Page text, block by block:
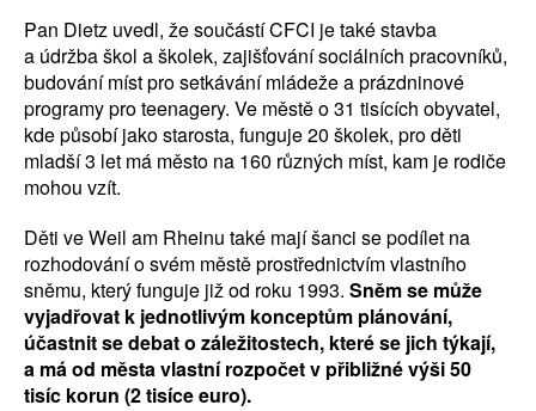
Pan Dietz uvedl, že součástí CFCI je také stavba
a údržba škol a školek, zajišťování sociálních pracovníků,
budování míst pro setkávání mládeže a prázdninové
programy pro teenagery. Ve městě o 31 tisících obyvatel,
kde působí jako starosta, funguje 20 školek, pro děti
mladší 3 let má město na 160 různých míst, kam je rodiče
mohou vzít.
Děti ve Weil am Rheinu také mají šanci se podílet na
rozhodování o svém městě prostřednictvím vlastního
sněmu, který funguje již od roku 1993. Sněm se může
vyjadřovat k jednotlivým konceptům plánování,
účastnit se debat o záležitostech, které se jich týkají,
a má od města vlastní rozpočet v přibližné výši 50
tisíc korun (2 tisíce euro).